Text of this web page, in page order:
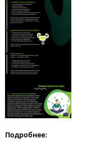
Подробнее: